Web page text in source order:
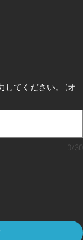
してください。 (オ
0/30